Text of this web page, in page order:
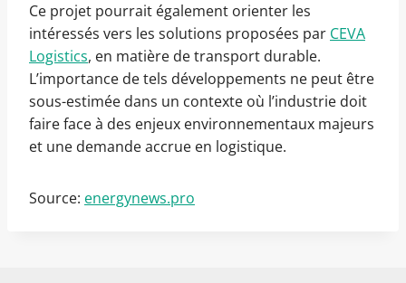
Ce projet pourrait également orienter les
intéressés vers les solutions proposées par CEVA
Logistics, en matière de transport durable.
L’importance de tels développements ne peut être
sous-estimée dans un contexte où l’industrie doit
faire face à des enjeux environnementaux majeurs
et une demande accrue en logistique.
Source: energynews.pro